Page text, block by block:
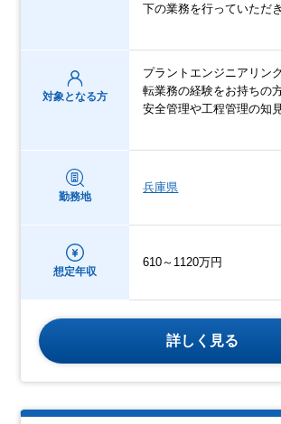
下の業務を行っていただ
対象となる方
プラントエンジニアリン
転業務の経験をお持ちの
安全管理や工程管理の知
勤務地
兵庫県
想定年収
610～1120万円
詳しく見る